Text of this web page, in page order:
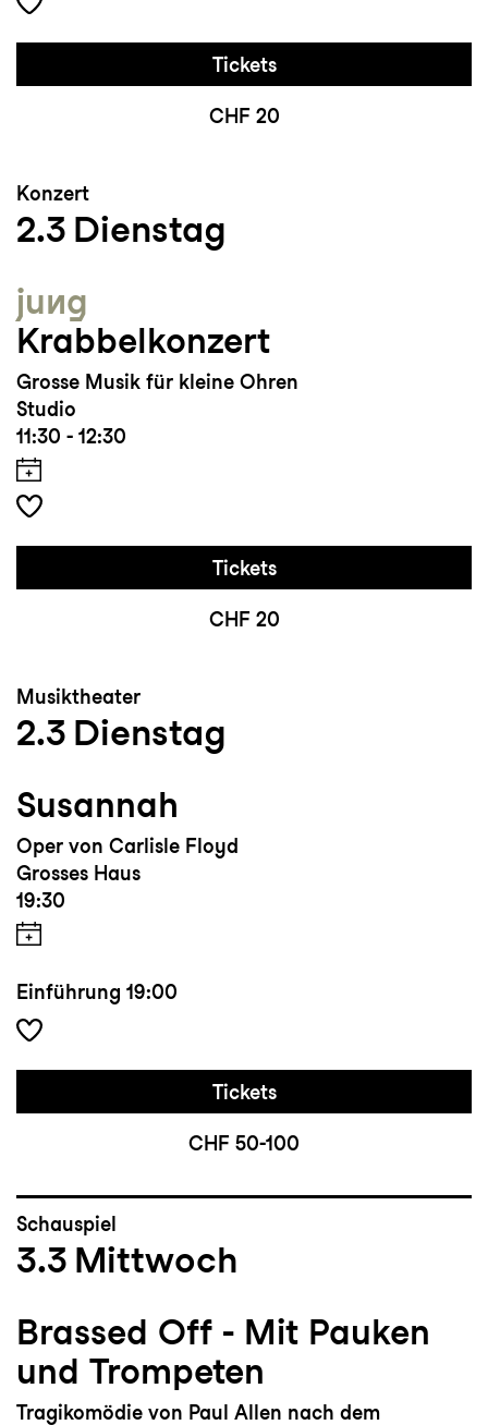
Tickets
CHF 20
Konzert
2.3 Dienstag
jung
Krabbelkonzert
Grosse Musik für kleine Ohren
Studio
11:30 - 12:30
Tickets
CHF 20
Musiktheater
2.3 Dienstag
Susannah
Oper von Carlisle Floyd
Grosses Haus
19:30
Einführung 19:00
Tickets
CHF 50-100
Schauspiel
3.3 Mittwoch
Brassed Off - Mit Pauken
und Trompeten
Tragikomödie von Paul Allen nach dem